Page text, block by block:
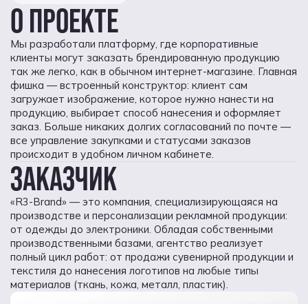
О ПРОЕКТЕ
Мы разработали платформу, где корпоративные
клиенты могут заказать брендированную продукцию
так же легко, как в обычном интернет-магазине. Главная
фишка — встроенный конструктор: клиент сам
загружает изображение, которое нужно нанести на
продукцию, выбирает способ нанесения и оформляет
заказ. Больше никаких долгих согласований по почте —
все управление закупками и статусами заказов
происходит в удобном личном кабинете.
ЗАКАЗЧИК
«R3-Brand» — это компания, специализирующаяся на
производстве и персонализации рекламной продукции:
от одежды до электроники. Обладая собственными
производственными базами, агентство реализует
полный цикл работ: от продажи сувенирной продукции и
текстиля до нанесения логотипов на любые типы
материалов (ткань, кожа, металл, пластик).